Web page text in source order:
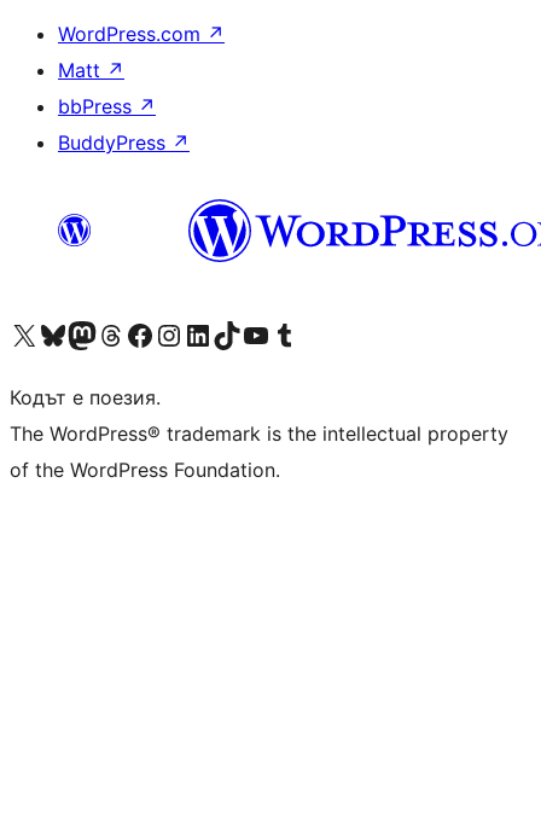
WordPress.com ↗
Matt ↗
bbPress ↗
BuddyPress ↗
Visit our X (formerly Twitter) account
Visit our Bluesky account
Visit our Mastodon account
Visit our Threads account
Посетете нашата страница във Facebook
Посетете нашия профил в Instagram
Посетете нашия профил в LinkedIn
Visit our TikTok account
Visit our YouTube channel
Visit our Tumblr account
Кодът е поезия.
The WordPress® trademark is the intellectual property
of the WordPress Foundation.